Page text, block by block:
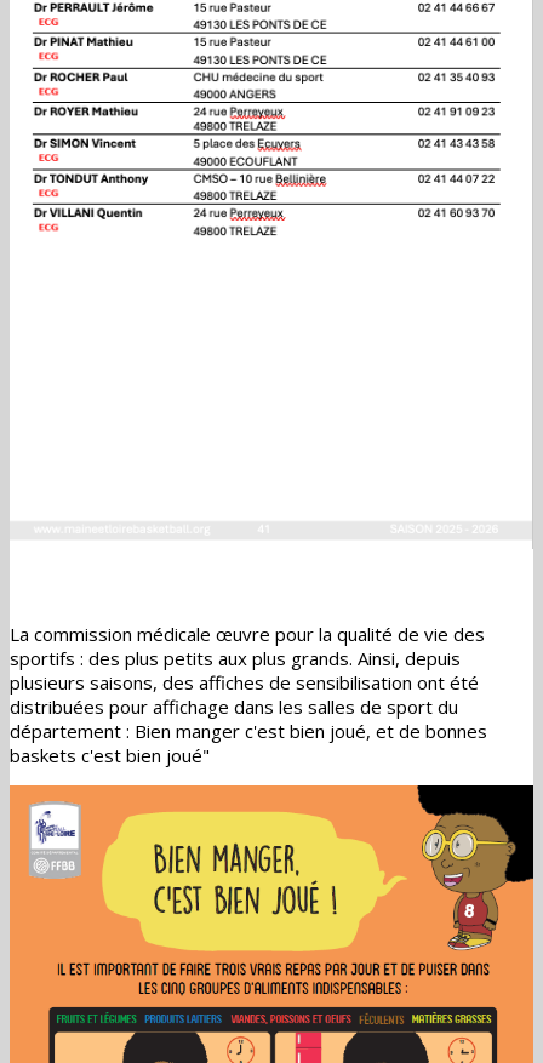
La commission médicale œuvre pour la qualité de vie des
sportifs : des plus petits aux plus grands. Ainsi, depuis
plusieurs saisons, des affiches de sensibilisation ont été
distribuées pour affichage dans les salles de sport du
département : Bien manger c'est bien joué, et de bonnes
baskets c'est bien joué"